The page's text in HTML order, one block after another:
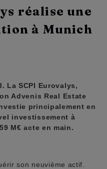
réalise une
à Munich
La SCPI Eurovalys,
Advenis Real Estate
principalement en
investissement à
M€ acte en main.
son neuvième actif.